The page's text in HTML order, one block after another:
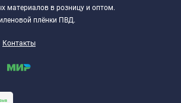
материалов в розницу и оптом.
плёнки ПВД.
Контакты